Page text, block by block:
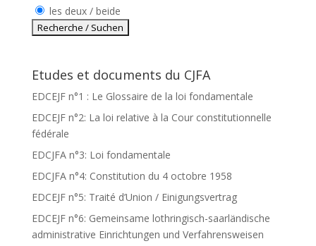
les deux / beide
Etudes et documents du CJFA
EDCEJF n°1 : Le Glossaire de la loi fondamentale
EDCEJF n°2: La loi relative à la Cour constitutionnelle
fédérale
EDCJFA n°3: Loi fondamentale
EDCJFA n°4: Constitution du 4 octobre 1958
EDCEJF n°5: Traité d’Union / Einigungsvertrag
EDCEJF n°6: Gemeinsame lothringisch-saarländische
administrative Einrichtungen und Verfahrensweisen